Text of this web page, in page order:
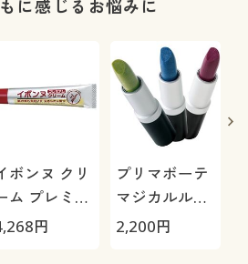
に感じるお悩みに
ボンヌ クリ
ム プレミア
円
プリマボーテ
マジカルルー
ジュ(同色2本
2,200円